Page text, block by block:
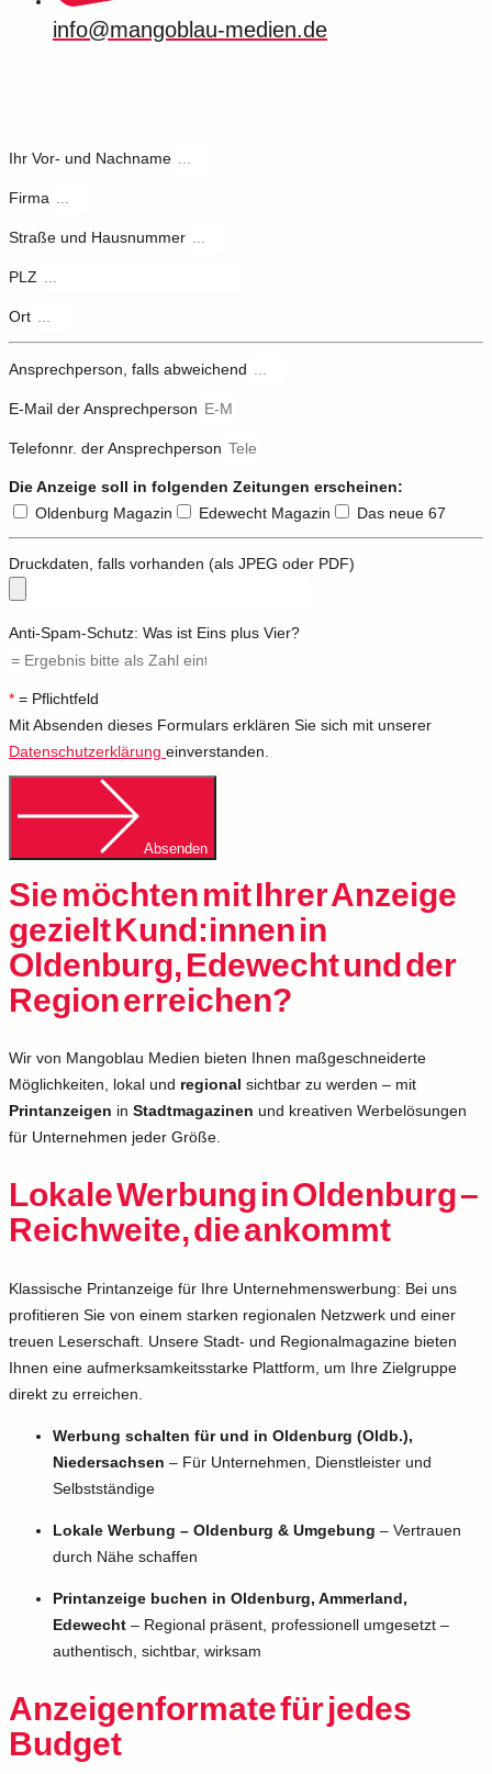
info@mangoblau-medien.de
Ihr Vor- und Nachname
Firma
Straße und Hausnummer
PLZ
Ort
Ansprechperson, falls abweichend
E-Mail der Ansprechperson
Telefonnr. der Ansprechperson
Die Anzeige soll in folgenden Zeitungen erscheinen:
Oldenburg Magazin
Edewecht Magazin Das neue 67
Druckdaten, falls vorhanden (als JPEG oder PDF)
Anti-Spam-Schutz: Was ist Eins plus Vier?
* = Pflichtfeld
Mit Absenden dieses Formulars erklären Sie sich mit unserer
Datenschutzerklärung einverstanden.
Absenden
Sie möchten mit Ihrer Anzeige
gezielt Kund:innen in
Oldenburg, Edewecht und der
Region erreichen?
Wir von Mangoblau Medien bieten Ihnen maßgeschneiderte
Möglichkeiten, lokal und regional sichtbar zu werden – mit
Printanzeigen in Stadtmagazinen und kreativen Werbelösungen
für Unternehmen jeder Größe.
Lokale Werbung in Oldenburg –
Reichweite, die ankommt
Klassische Printanzeige für Ihre Unternehmenswerbung: Bei uns
profitieren Sie von einem starken regionalen Netzwerk und einer
treuen Leserschaft. Unsere Stadt- und Regionalmagazine bieten
Ihnen eine aufmerksamkeitsstarke Plattform, um Ihre Zielgruppe
direkt zu erreichen.
Werbung schalten für und in Oldenburg (Oldb.),
Niedersachsen – Für Unternehmen, Dienstleister und
Selbstständige
Lokale Werbung – Oldenburg & Umgebung – Vertrauen
durch Nähe schaffen
Printanzeige buchen in Oldenburg, Ammerland,
Edewecht – Regional präsent, professionell umgesetzt –
authentisch, sichtbar, wirksam
Anzeigenformate für jedes
Budget